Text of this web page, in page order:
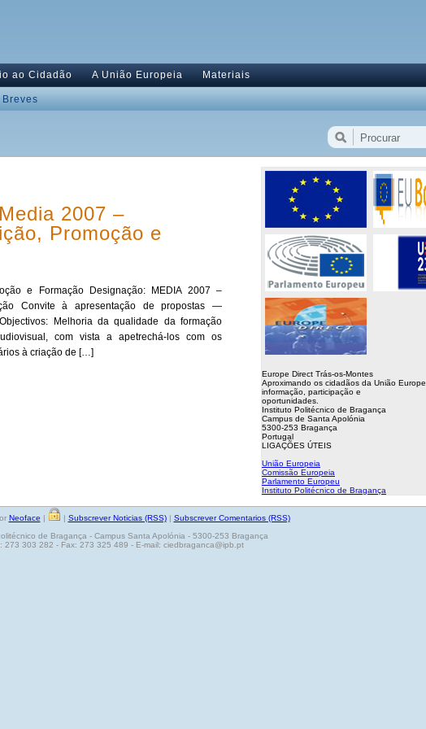
ao Cidadão A União Europeia Materiais
Breves
2007 –
Promoção e
e Formação Designação: MEDIA 2007 –
Convite à apresentação de propostas —
Melhoria da qualidade da formação
com vista a apetrechá-los com os
à criação de […]
Europe Direct Trás-os-Montes
Aproximando os cidadãos da União
informação, participação e
oportunidades.
Instituto Politécnico de Bragança
Campus de Santa Apolónia
5300-253 Bragança
Portugal
LIGAÇÕES ÚTEIS
União Europeia
Comissão Europeia
Parlamento Europeu
Instituto Politécnico de Bragança
Neoface | | Subscrever Noticias (RSS)| Subscrever Comentarios (RSS)
de Bragança - Campus Santa Apolónia - 5300-253 Bragança
273 303 282 - Fax: 273 325 489 - E-mail: ciedbraganca@ipb.pt